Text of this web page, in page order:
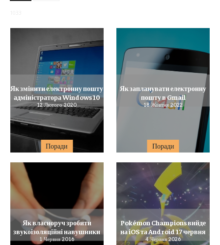
Поради
Як змінити електронну пошту
адміністратора Windows 10
12 Лютого 2020
Поради
Як запланувати електронну
пошту в Gmail
18 Жовтня 2022
Як власноруч зробити
звукоізоляційні навушники
1 Червня 2016
Pokémon Champions вийде
на iOS та Android 17 червня
4 Червня 2026